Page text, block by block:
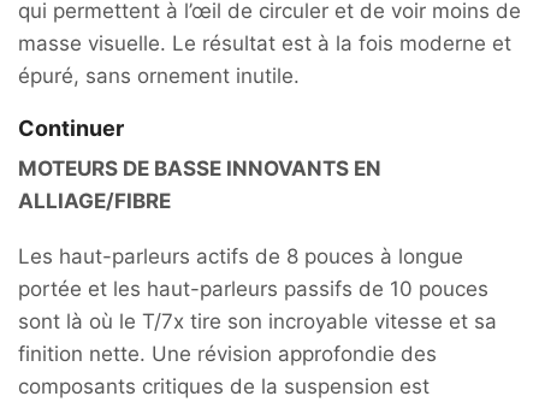
qui permettent à l’œil de circuler et de voir moins de
masse visuelle. Le résultat est à la fois moderne et
épuré, sans ornement inutile.
Continuer
MOTEURS DE BASSE INNOVANTS EN
ALLIAGE/FIBRE
Les haut-parleurs actifs de 8 pouces à longue
portée et les haut-parleurs passifs de 10 pouces
sont là où le T/7x tire son incroyable vitesse et sa
finition nette. Une révision approfondie des
composants critiques de la suspension est